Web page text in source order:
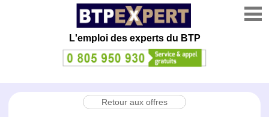
L'emploi des experts du BTP
Retour aux offres